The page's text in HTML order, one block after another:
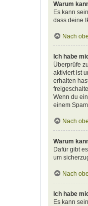
Warum
Es kann
dass deine
Nach
Ich habe
Überprüfe
aktiviert ist
erhalten
Wenn du
einem
Nach
Warum
Dafür gibt
um
Nach
Ich habe
Es kann